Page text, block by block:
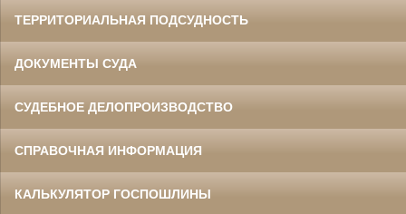
ТЕРРИТОРИАЛЬНАЯ ПОДСУДНОСТЬ
ДОКУМЕНТЫ СУДА
СУДЕБНОЕ ДЕЛОПРОИЗВОДСТВО
СПРАВОЧНАЯ ИНФОРМАЦИЯ
КАЛЬКУЛЯТОР ГОСПОШЛИНЫ